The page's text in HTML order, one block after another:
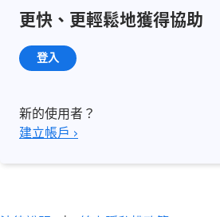
更快、更輕鬆地獲得協助
登入
新的使用者？
建立帳戶 ›